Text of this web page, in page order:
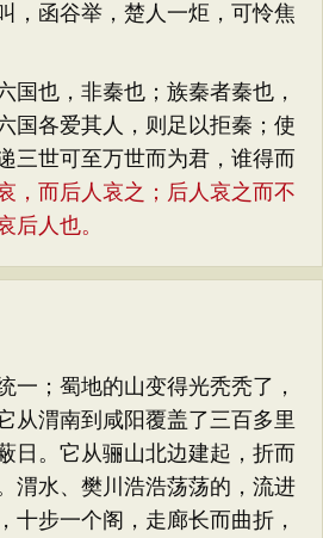
，函谷举，楚人一炬，可怜焦
也，非秦也；族秦者秦也，
国各爱其人，则足以拒秦；使
三世可至万世而为君，谁得而
，而后人哀之；后人哀之而不
后人也。
；蜀地的山变得光秃秃了，
从渭南到咸阳覆盖了三百多里
日。它从骊山北边建起，折而
渭水、樊川浩浩荡荡的，流进
十步一个阁，走廊长而曲折，